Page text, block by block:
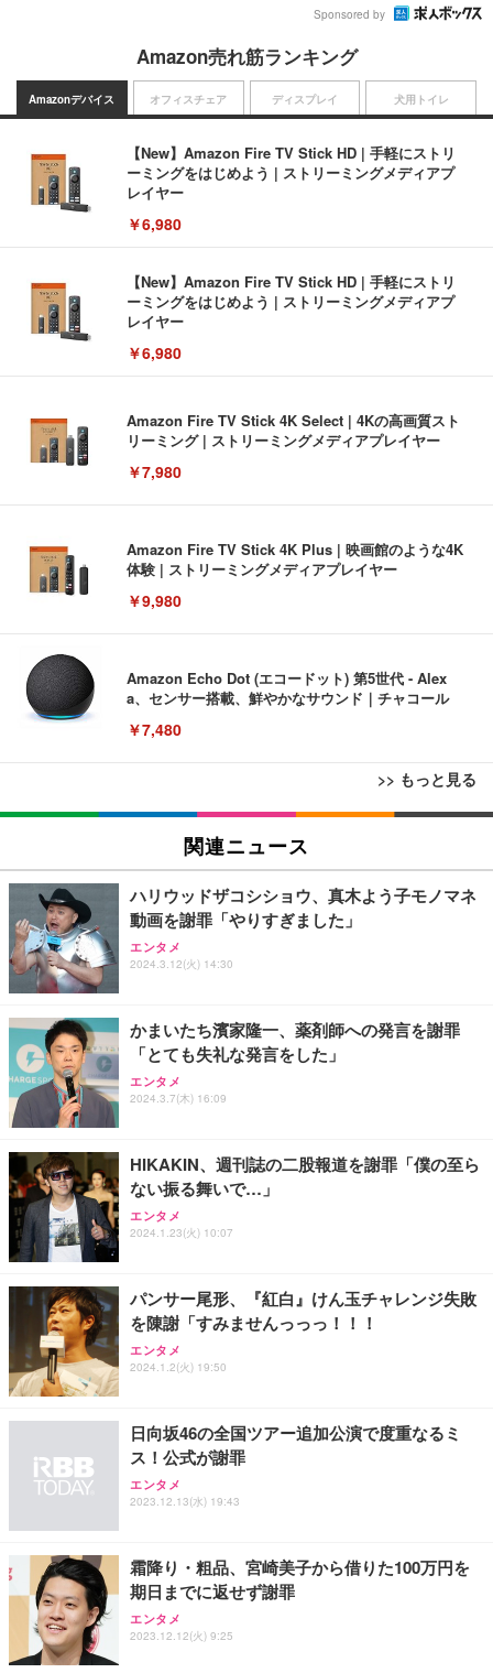
Sponsored by
Amazon売れ筋ランキング
Amazonデバイス
【New】Amazon Fire TV Stick HD | 手軽にストリ
ーミングをはじめよう | ストリーミングメディアプ
レイヤー
￥6,980
【New】Amazon Fire TV Stick HD | 手軽にストリ
ーミングをはじめよう | ストリーミングメディアプ
レイヤー
￥6,980
Amazon Fire TV Stick 4K Select | 4Kの高画質スト
リーミング | ストリーミングメディアプレイヤー
￥7,980
Amazon Fire TV Stick 4K Plus | 映画館のような4K
体験 | ストリーミングメディアプレイヤー
￥9,980
Amazon Echo Dot (エコードット) 第5世代 - Alex
a、センサー搭載、鮮やかなサウンド｜チャコール
￥7,480
>> もっと見る
オフィスチェア
[EdoErgo] オフィスチェア 椅子 テレワーク 疲れな
い 跳ね上げ式アームレスト コンパクト 約105度ロッ
キング pc 事務椅子 360度回転 座面昇降 強化ナイロ
(黒網+黒枠+黒足)
￥5,699
SIHOO B100 オフィスチェア／デスクチェア メッシ
Sezlife オフィスチェア デスクチェア 疲れない テレ
ワーク チェア 強化バックレスト 30度ロッキング機
ョン PCチェア 通気性メッシュ ゲーミング/勉強/事
務用 おしゃれ パソコンチェア (ブラック)
Sezlife オフィスチェア デスクチェア 疲れない テレ
ワーク チェア 強化バックレスト 30度ロッキング機
ョン PCチェア 通気性メッシュ ゲーミング/勉強/事
務用 おしゃれ パソコンチェア (ホワイト)
ANDWINT オフィスチェア デスクチェア 肘なし メ
ッシュ 通気性 ランバーサポート付き 腰サポート ガ
ス圧無段階昇降 360度回転 キャスター付き コンパク
ディスプレイ
EIZO ビジネス向けプレミアムモニター | FlexScan
EV3240X-WT | 31.5型4K UHD・USB Type-C・ホワ
￥105,595
EIZO ビジネス向けプレミアムモニター | FlexScan
EV2740X-WT | 27.0型4K UHD・USB Type-C・ホワ
￥109,572
【純正品】27"ゲーミングモニター DualSense 充電
フック付き（CFI-ZDM1J）
【整備済み品】Dell E2724HS 27インチ 液晶モニタ
ー フルHD（1920×1080）VA 非光沢 HDMI/DisplayP
【MiniLED/24.5inch/280Hz/FHD】GRAPHT THE S
HOOTER Gaming Monitor 24” Essential ゲーミン
グモニター QD 24.5インチ 1ms FHD 量子ドット 残
犬用トイレ
Amazonベーシック ペットシーツ 薄型 レギュラー 1
回使い捨て 無香料 ホワイト 300枚
￥3,373
Amazonベーシック ペットシーツ 厚型 ワイド 42枚
ネオ・ルーライフ ネオ・オムツ L 中型犬用 26枚入
Smart Basic(スマートベーシック) 【Amazon.co.jp
限定】 Smart Basic アイリスオーヤマ ペットシーツ
アイリスオーヤマ ペットシーツ 超厚型 お徳用 レギ
ュラー 200枚入【Amazon.co.jp限定】
関連ニュース
ハリウッドザコシショウ、真木よう子モノマネ
動画を謝罪「やりすぎました」
エンタメ
2024.3.12(火) 14:30
かまいたち濱家隆一、薬剤師への発言を謝罪
「とても失礼な発言をした」
エンタメ
2024.3.7(木) 16:09
HIKAKIN、週刊誌の二股報道を謝罪「僕の至ら
ない振る舞いで…」
エンタメ
2024.1.23(火) 10:07
パンサー尾形、『紅白』けん玉チャレンジ失敗
を陳謝「すみませんっっっ！！！
エンタメ
2024.1.2(火) 19:50
日向坂46の全国ツアー追加公演で度重なるミ
ス！公式が謝罪
エンタメ
2023.12.13(水) 19:43
霜降り・粗品、宮崎美子から借りた100万円を
期日までに返せず謝罪
エンタメ
2023.12.12(火) 9:25